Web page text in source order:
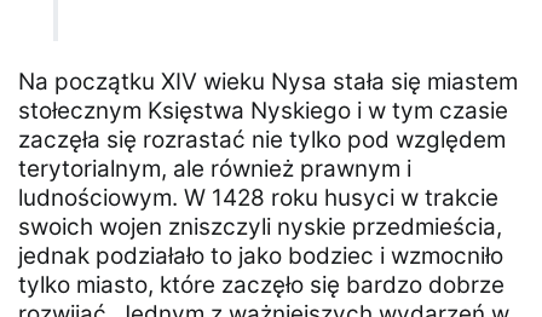
Na początku XIV wieku Nysa stała się miastem
stołecznym Księstwa Nyskiego i w tym czasie
zaczęła się rozrastać nie tylko pod względem
terytorialnym, ale również prawnym i
ludnościowym. W 1428 roku husyci w trakcie
swoich wojen zniszczyli nyskie przedmieścia,
jednak podziałało to jako bodziec i wzmocniło
tylko miasto, które zaczęło się bardzo dobrze